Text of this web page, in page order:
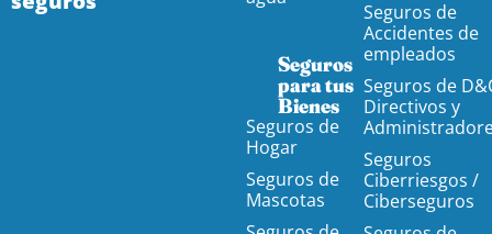
Seguros
para tus
Bienes
Seguros de
Hogar
Seguros de
Mascotas
Seguros de
Accidentes de
empleados
Seguros de
Directivos y
Seguros
Ciberriesgos /
Ciberseguros